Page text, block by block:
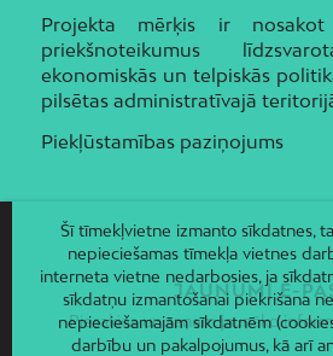
Projekta mērķis ir
priekšnoteikumus
ekonomiskās un telpiskās
pilsētas administratīvajā
Piekļūstamības paziņojums
JAUNUMI E-
Piesakies un saņem jaunāko
Šī tīmekļvietne izmanto sīkdatnes,
nepieciešamas tīmekļa vietnes
interneta vietne nedarbosies, ja
sīkdatņu izmantošanai piekrišana
nepieciešamajām sīkdatnēm
darbību un pakalpojumus, kā arī